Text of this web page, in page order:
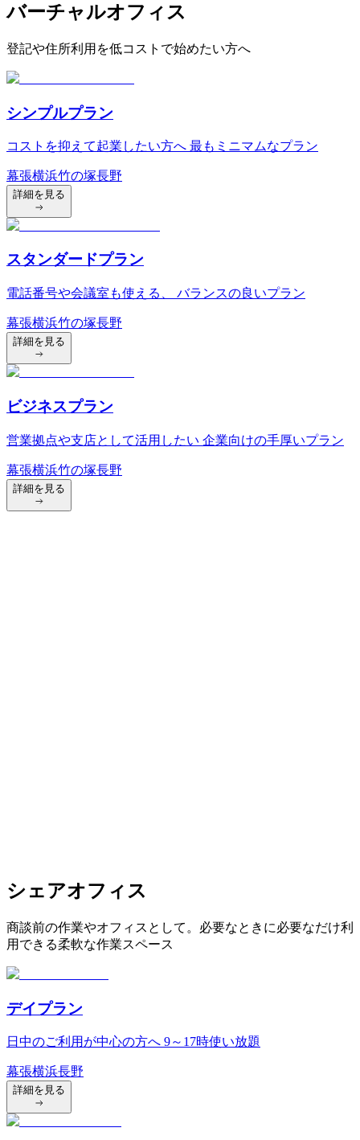
バーチャルオフィス
登記や住所利用を低コストで始めたい方へ
シンプルプラン
コストを抑えて起業したい方へ 最もミニマムなプラン
幕張横浜竹の塚長野
詳細を見る
スタンダードプラン
電話番号や会議室も使える、 バランスの良いプラン
幕張横浜竹の塚長野
詳細を見る
ビジネスプラン
営業拠点や支店として活用したい 企業向けの手厚いプラン
幕張横浜竹の塚長野
詳細を見る
シェアオフィス
商談前の作業やオフィスとして。必要なときに必要なだけ利
用できる柔軟な作業スペース
デイプラン
日中のご利用が中心の方へ 9～17時使い放題
幕張横浜長野
詳細を見る